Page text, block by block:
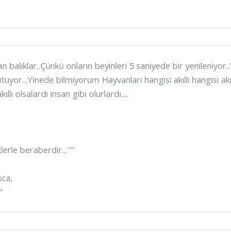
balıklar..Çünkü onların beyinleri 5 saniyede bir
bilmiyorum Hayvanları hangisi akıllı hangisi
olsalardı insan gibi olurlardı....
beraberdir...""